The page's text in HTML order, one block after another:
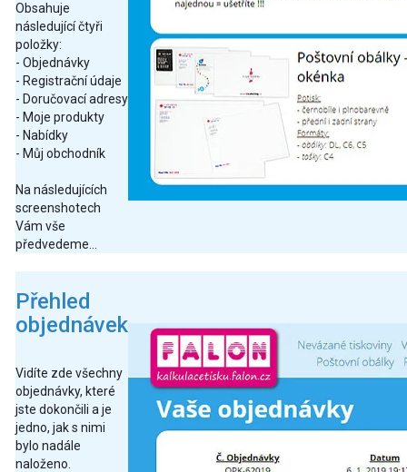
Obsahuje
následující čtyři
položky:
- Objednávky
- Registrační údaje
- Doručovací adresy
- Moje produkty
- Nabídky
- Můj obchodník
Na následujících
screenshotech
Vám vše
předvedeme...
Přehled
objednávek
Vidíte zde všechny
objednávky, které
jste dokončili a je
jedno, jak s nimi
bylo nadále
naloženo.